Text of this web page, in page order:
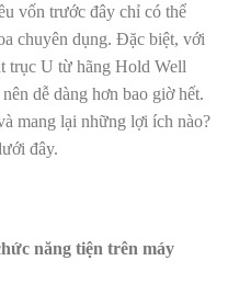
vốn trước đây chỉ có thể
chuyên dụng. Đặc biệt, với
trục U từ hãng Hold Well
dễ dàng hơn bao giờ hết.
mang lại những lợi ích nào?
đây.
năng tiện trên máy